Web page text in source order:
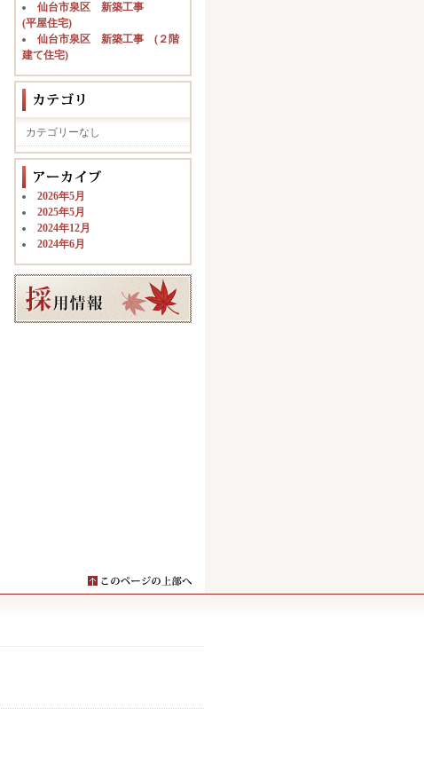
仙台市泉区 新築工事
(平屋住宅)
仙台市泉区 新築工事 (２階
建て住宅)
カテゴリーなし
2026年5月
2025年5月
2024年12月
2024年6月